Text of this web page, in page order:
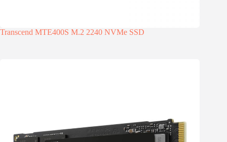
Transcend MTE400S M.2 2240 NVMe SSD